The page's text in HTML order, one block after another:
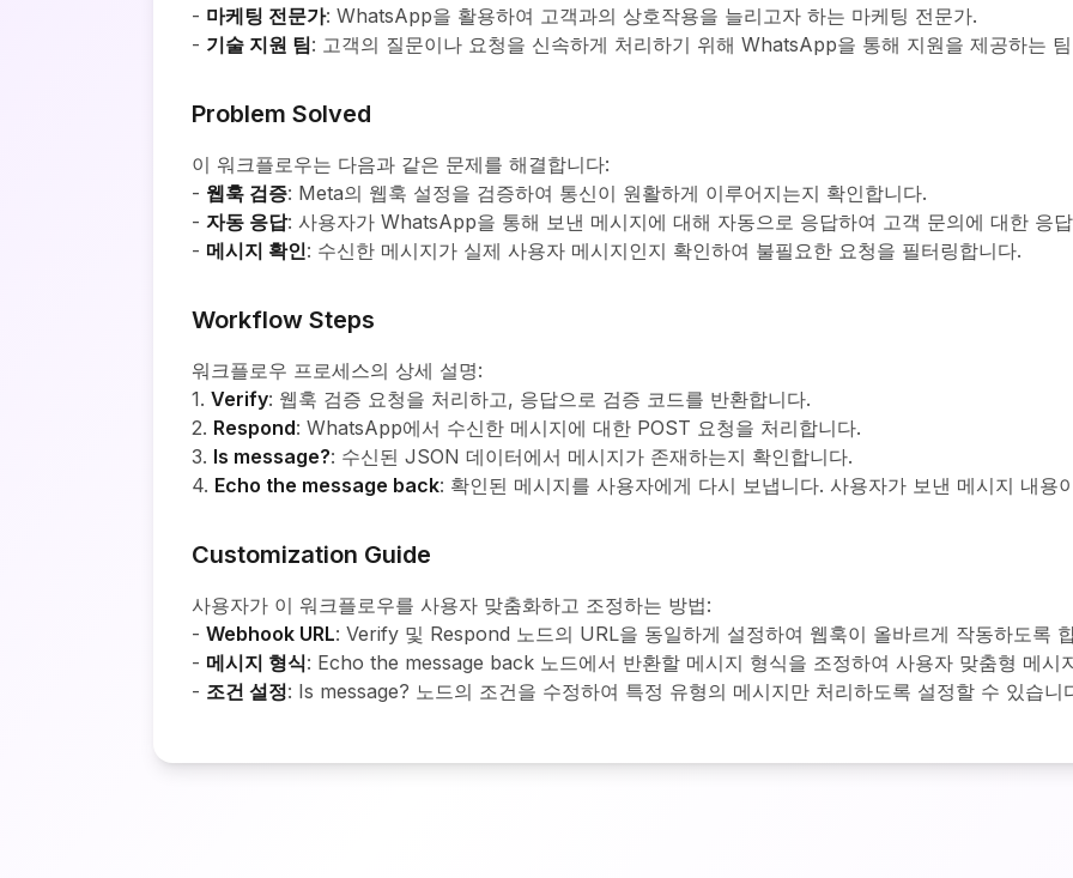
- 마케팅 전문가: WhatsApp을 활용하여 고객과의 상호작용을 늘리고자 하는 마케팅 전문가.
- 기술 지원 팀: 고객의 질문이나 요청을 신속하게 처리하기 위해 WhatsApp을 통해 지원을 제공하는
Problem Solved
이 워크플로우는 다음과 같은 문제를 해결합니다:
- 웹훅 검증: Meta의 웹훅 설정을 검증하여 통신이 원활하게 이루어지는지 확인합니다.
- 자동 응답: 사용자가 WhatsApp을 통해 보낸 메시지에 대해 자동으로 응답하여 고객 문의에 대한 응
- 메시지 확인: 수신한 메시지가 실제 사용자 메시지인지 확인하여 불필요한 요청을 필터링합니다.
Workflow Steps
워크플로우 프로세스의 상세 설명:
1. Verify: 웹훅 검증 요청을 처리하고, 응답으로 검증 코드를 반환합니다.
2. Respond: WhatsApp에서 수신한 메시지에 대한 POST 요청을 처리합니다.
3. Is message?: 수신된 JSON 데이터에서 메시지가 존재하는지 확인합니다.
4. Echo the message back: 확인된 메시지를 사용자에게 다시 보냅니다. 사용자가 보낸 메시지 내용
Customization Guide
사용자가 이 워크플로우를 사용자 맞춤화하고 조정하는 방법:
- Webhook URL: Verify 및 Respond 노드의 URL을 동일하게 설정하여 웹훅이 올바르게 작동하도록
- 메시지 형식: Echo the message back 노드에서 반환할 메시지 형식을 조정하여 사용자 맞춤형 메시
- 조건 설정: Is message? 노드의 조건을 수정하여 특정 유형의 메시지만 처리하도록 설정할 수 있습니